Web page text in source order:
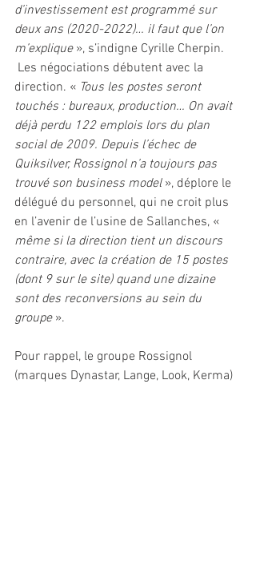
d’investissement est programmé sur
deux ans (2020-2022)… il faut que l’on
m’explique », s’indigne Cyrille Cherpin.
direction. « Tous les postes seront
touchés : bureaux, production… On avait
déjà perdu 122 emplois lors du plan
social de 2009. Depuis l’échec de
Quiksilver, Rossignol n’a toujours pas
trouvé son business model », déplore le
délégué du personnel, qui ne croit plus
en l’avenir de l’usine de Sallanches, «
même si la direction tient un discours
contraire, avec la création de 15 postes
(dont 9 sur le site) quand une dizaine
sont des reconversions au sein du
groupe ».
Pour rappel, le groupe Rossignol
(marques Dynastar, Lange, Look, Kerma)